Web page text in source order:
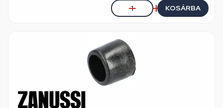
KOSÁRBA